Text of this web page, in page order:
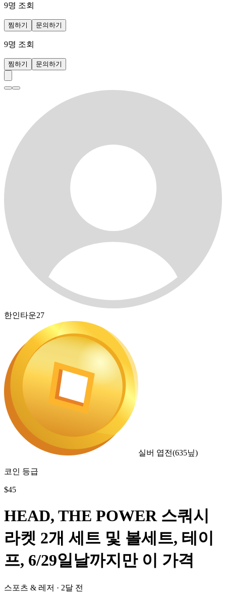
9명 조회
찜하기 문의하기
9명 조회
찜하기 문의하기
한인타운27
실버 엽전(635닢)
코인 등급
$45
HEAD, THE POWER 스쿼시
라켓 2개 세트 및 볼세트, 테이
프, 6/29일날까지만 이 가격
스포츠 & 레저 · 2달 전